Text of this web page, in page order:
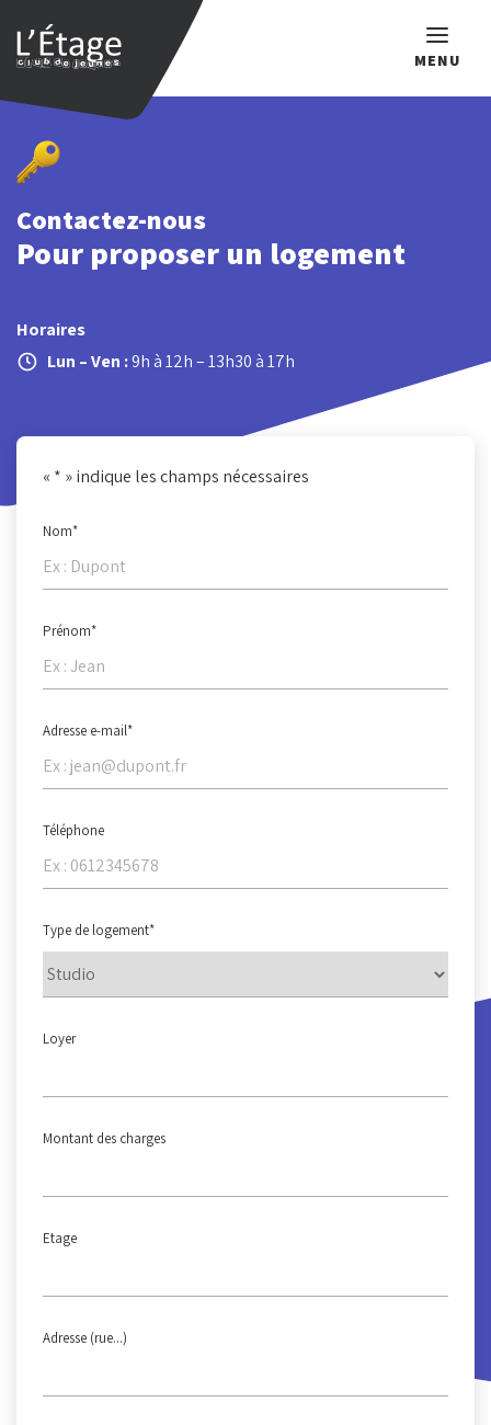
Retrouvez-nous au
19 quai des Bateliers
67000 Strasbourg
Accueil et services
MENU
Contactez-nous
Pour proposer un logement
Horaires
Lun – Ven :9h à 12h – 13h30 à 17h
« * » indique les champs nécessaires
Nom*
Prénom*
Adresse e-mail*
Téléphone
Type de logement*
Loyer
Montant des charges
Etage
Adresse (rue...)